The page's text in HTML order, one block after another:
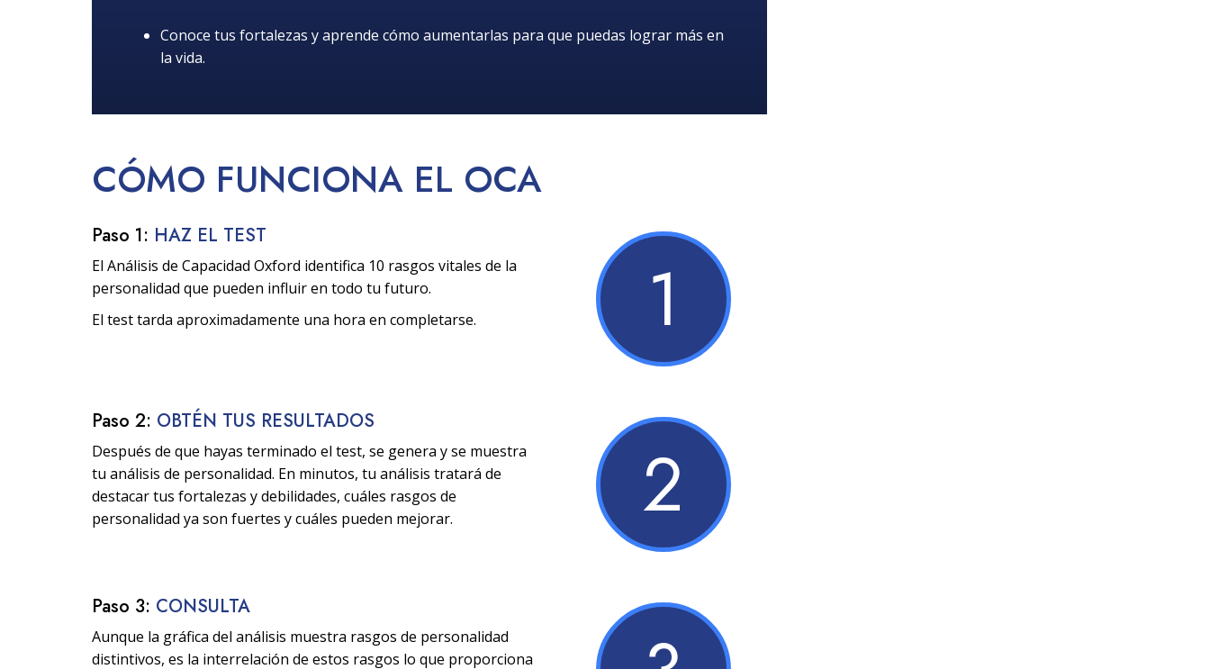
Conoce tus fortalezas y aprende cómo aumentarlas para que puedas lograr más en
la vida.
CÓMO FUNCIONA EL OCA
Paso 1: HAZ EL TEST
El Análisis de Capacidad Oxford identifica 10 rasgos vitales de la
personalidad que pueden influir en todo tu futuro.
El test tarda aproximadamente una hora en completarse.
1
Paso 2: OBTÉN TUS RESULTADOS
Después de que hayas terminado el test, se genera y se muestra
tu análisis de personalidad. En minutos, tu análisis tratará de
destacar tus fortalezas y debilidades, cuáles rasgos de
personalidad ya son fuertes y cuáles pueden mejorar.
2
Paso 3: CONSULTA
Aunque la gráfica del análisis muestra rasgos de personalidad
distintivos, es la interrelación de estos rasgos lo que proporciona